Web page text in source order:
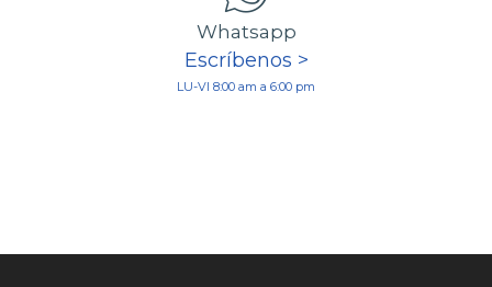
Whatsapp
Escríbenos >
LU-VI 8:00 am a 6:00 pm